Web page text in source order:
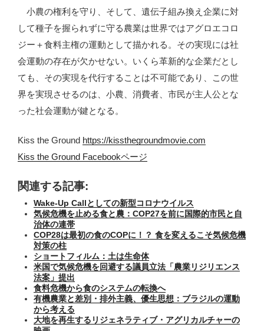
小農の権利を守り、そして、遺伝子組み換え企業に対
して種子を握られずに守る農業は世界ではアグロエコロ
ジー＋食料主権の運動として描かれる。その実現には社
会運動の存在が欠かせない。いくら革新的な企業だとし
ても、その実現を代行することは不可能であり、この世
界を実現させるのは、小農、消費者、市民が主人公とな
った社会運動が鍵となる。
Kiss the Ground https://kissthegroundmovie.com
Kiss the Ground Facebookページ
関連する記事:
Wake-Up Callとしての新型コロナウイルス
気候危機を止める食と農：COP27を前に国際的市民と自
治体の連帯
COP28は最初の食のCOPに！？ 食を変えるこそ気候危機
対策の柱
ショートフィルム：土は生命体
米国で気候危機を回避する議員立法「農業リジリエンス
法案」提出
食料危機から食のシステムの転換へ
有機農業と差別・排外主義、優生思想：ブラジルの運動
から考える
大地を再生するリジェネラティブ・アグリカルチャーの